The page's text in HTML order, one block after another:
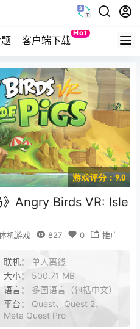
客户端下载
Hot
Quest
游戏评分：9.0
》Angry Birds VR: Isle
机游戏 827 0 推广
联机： 单人离线
大小： 500.71 MB
语言： 多国语言（包括中文）
平台： Quest、Quest 2、
Meta Quest Pro